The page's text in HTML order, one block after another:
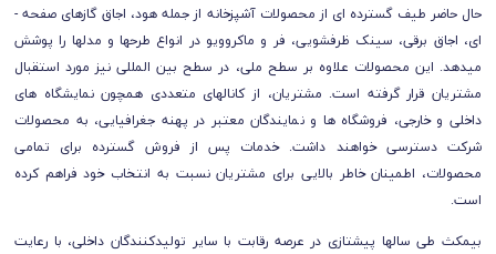
حال حاضر طیف گسترده­ ای از محصولات آشپزخانه از جمله هود، اجاق گاز­های صفحه ­
ای، اجاق برقی، سینک ظرفشویی، فر و ماکروویو در انواع طرح­ها و مدل­ها را پوشش
می­دهد. این محصولات علاوه بر سطح ملی، در سطح بین­ المللی نیز مورد استقبال
مشتریان قرار گرفته است. مشتریان، از کانال­های متعددی همچون نمایشگاه ­های
داخلی و خارجی، فروشگاه ­ها و نمایندگان معتبر در پهنه جغرافیایی، به محصولات
شرکت دسترسی خواهند داشت. خدمات پس از فروش گسترده برای تمامی
محصولات، اطمینان خاطر بالایی برای مشتریان نسبت به انتخاب خود فراهم کرده
است.
بیمکث طی سال­ها پیشتازی در عرصه رقابت با سایر تولیدکنندگان داخلی، با رعایت